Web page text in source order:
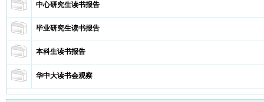
中心研究生读书报告
毕业研究生读书报告
本科生读书报告
华中大读书会观察